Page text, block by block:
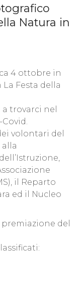
Natura in
4 ottobre in
Festa della
trovarci nel
volontari del
alla
il Reparto
ed il Nucleo
del